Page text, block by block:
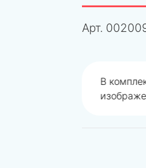
Арт.
В